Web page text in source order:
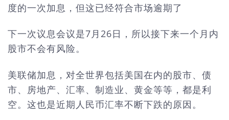
度的一次加息，但这已经符合市场逾期了
下一次议息会议是7月26日，所以接下来一个月内
股市不会有风险。
美联储加息，对全世界包括美国在内的股市、债
市、房地产、汇率、制造业、黄金等等，都是利
空。这也是近期人民币汇率不断下跌的原因。